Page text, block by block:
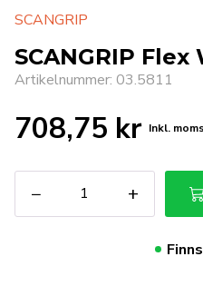
SCANGRIP
SCANGRIP Flex
Artikelnummer: 03.5811
708,75 kr Inkl. moms
−
Flex
Wear
+